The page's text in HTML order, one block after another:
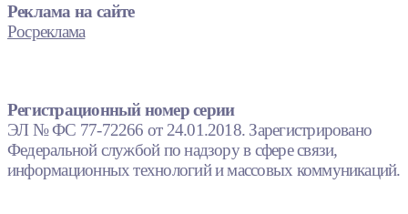
Реклама на сайте
Росреклама
Регистрационный номер серии
ЭЛ № ФС 77-72266 от 24.01.2018. Зарегистрировано
Федеральной службой по надзору в сфере связи,
информационных технологий и массовых коммуникаций.